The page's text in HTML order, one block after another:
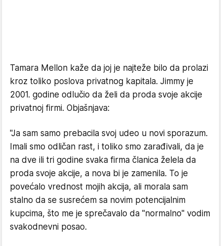
Tamara Mellon kaže da joj je najteže bilo da prolazi
kroz toliko poslova privatnog kapitala. Jimmy je
2001. godine odlučio da želi da proda svoje akcije
privatnoj firmi. Objašnjava:
"Ja sam samo prebacila svoj udeo u novi sporazum.
Imali smo odličan rast, i toliko smo zarađivali, da je
na dve ili tri godine svaka firma članica želela da
proda svoje akcije, a nova bi je zamenila. To je
povećalo vrednost mojih akcija, ali morala sam
stalno da se susrećem sa novim potencijalnim
kupcima, što me je sprečavalo da "normalno" vodim
svakodnevni posao.